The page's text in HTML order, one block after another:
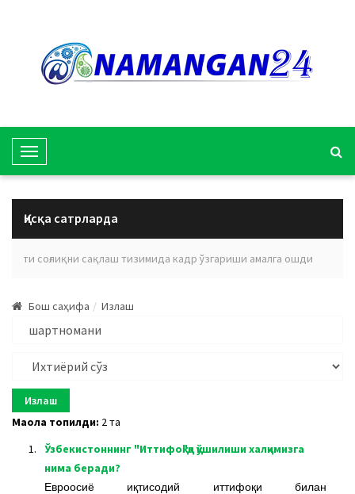
T
o
g
v
i
a
i
o
Қисқа сатрларда
соғлиқни сақлаш тизимида кадр ўзгариши амалга ошди
Бош саҳифа Излаш
Мақола топилди: 2 та
1.
Ўзбекистоннинг "Иттифоқ"қа қўшилиши халқимизга
нима беради?
Евроосиё иқтисодий иттифоқи билан